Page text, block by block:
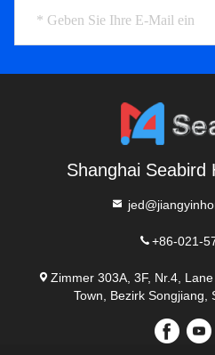
Shanghai Seabird
+86-021-
Zimmer 303A, 3F, Nr.4,
Town, Bezirk Songjiang,